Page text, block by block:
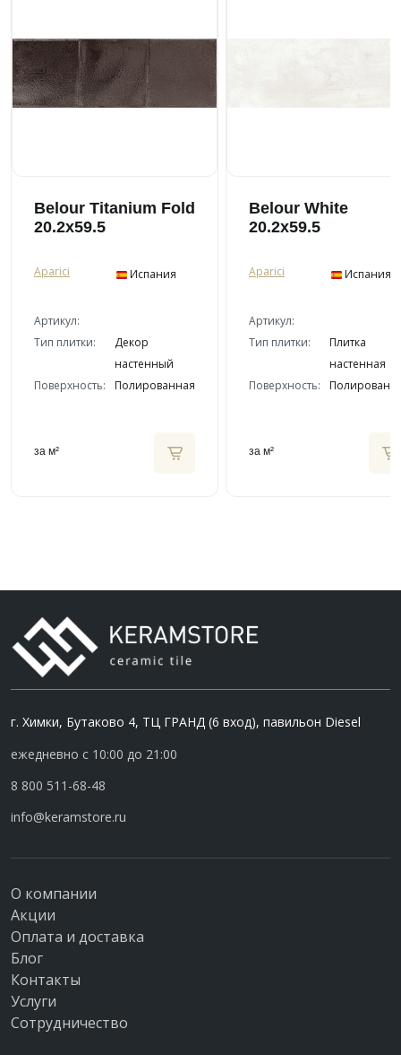
Belour Titanium Fold
20.2x59.5
Aparici Испания
Артикул:
Тип плитки:
Декор
настенный
Поверхность:
Полированная
за м²
Belour White
20.2x59.5
Aparici Испания
Артикул:
Тип плитки:
Плитка
настенная
Поверхность:
за м²
г. Химки, Бутаково 4, ТЦ ГРАНД (6 вход), павильон Diesel
ежедневно с 10:00 до 21:00
8 800 511-68-48
info@keramstore.ru
О компании
Акции
Оплата и доставка
Блог
Контакты
Услуги
Сотрудничество